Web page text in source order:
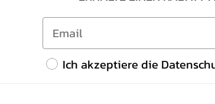
Ich akzeptiere die